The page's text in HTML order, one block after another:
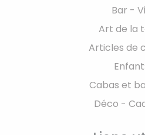
Bar -
Art de la
Articles de
Cabas et
Déco -